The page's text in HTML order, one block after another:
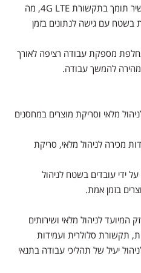
המכשיר תומך בתקשורת 4G LTE, מה
עם גישה לנתונים בזמן
מספקת עבודה רציפה לאורך
להמשך עבודה.
מלאי וסריקת מוצרים במחסנים
מכירה לניהול מלאי, סריקת
ידי עובדים בשטח לניהול
בזמן אמת.
המיועד לניהול מלאי ושירותים
תקשורת סלולרית ועמידות
יעיל של תהליכי עבודה בתנאי